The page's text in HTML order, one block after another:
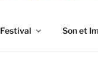
Festival Son et